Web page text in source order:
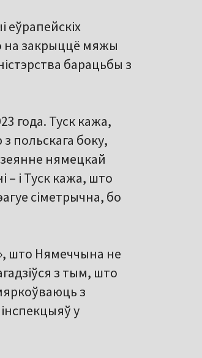
еўрапейскіх
на закрыццё мяжы
барацьбы з
года. Туск кажа,
польскага боку,
нямецкай
і Туск кажа, што
сіметрычна, бо
што Нямеччына не
з тым, што
з
у